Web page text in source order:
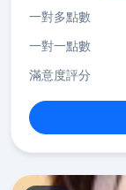
一對多點數
一對一點數
滿意度評分